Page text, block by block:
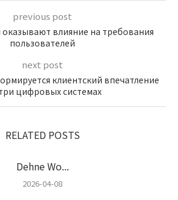
previous post
влияние на требования
пользователей
next post
клиентский впечатление
цифровых системах
RELATED POSTS
Dehne Wo...
2026-04-08